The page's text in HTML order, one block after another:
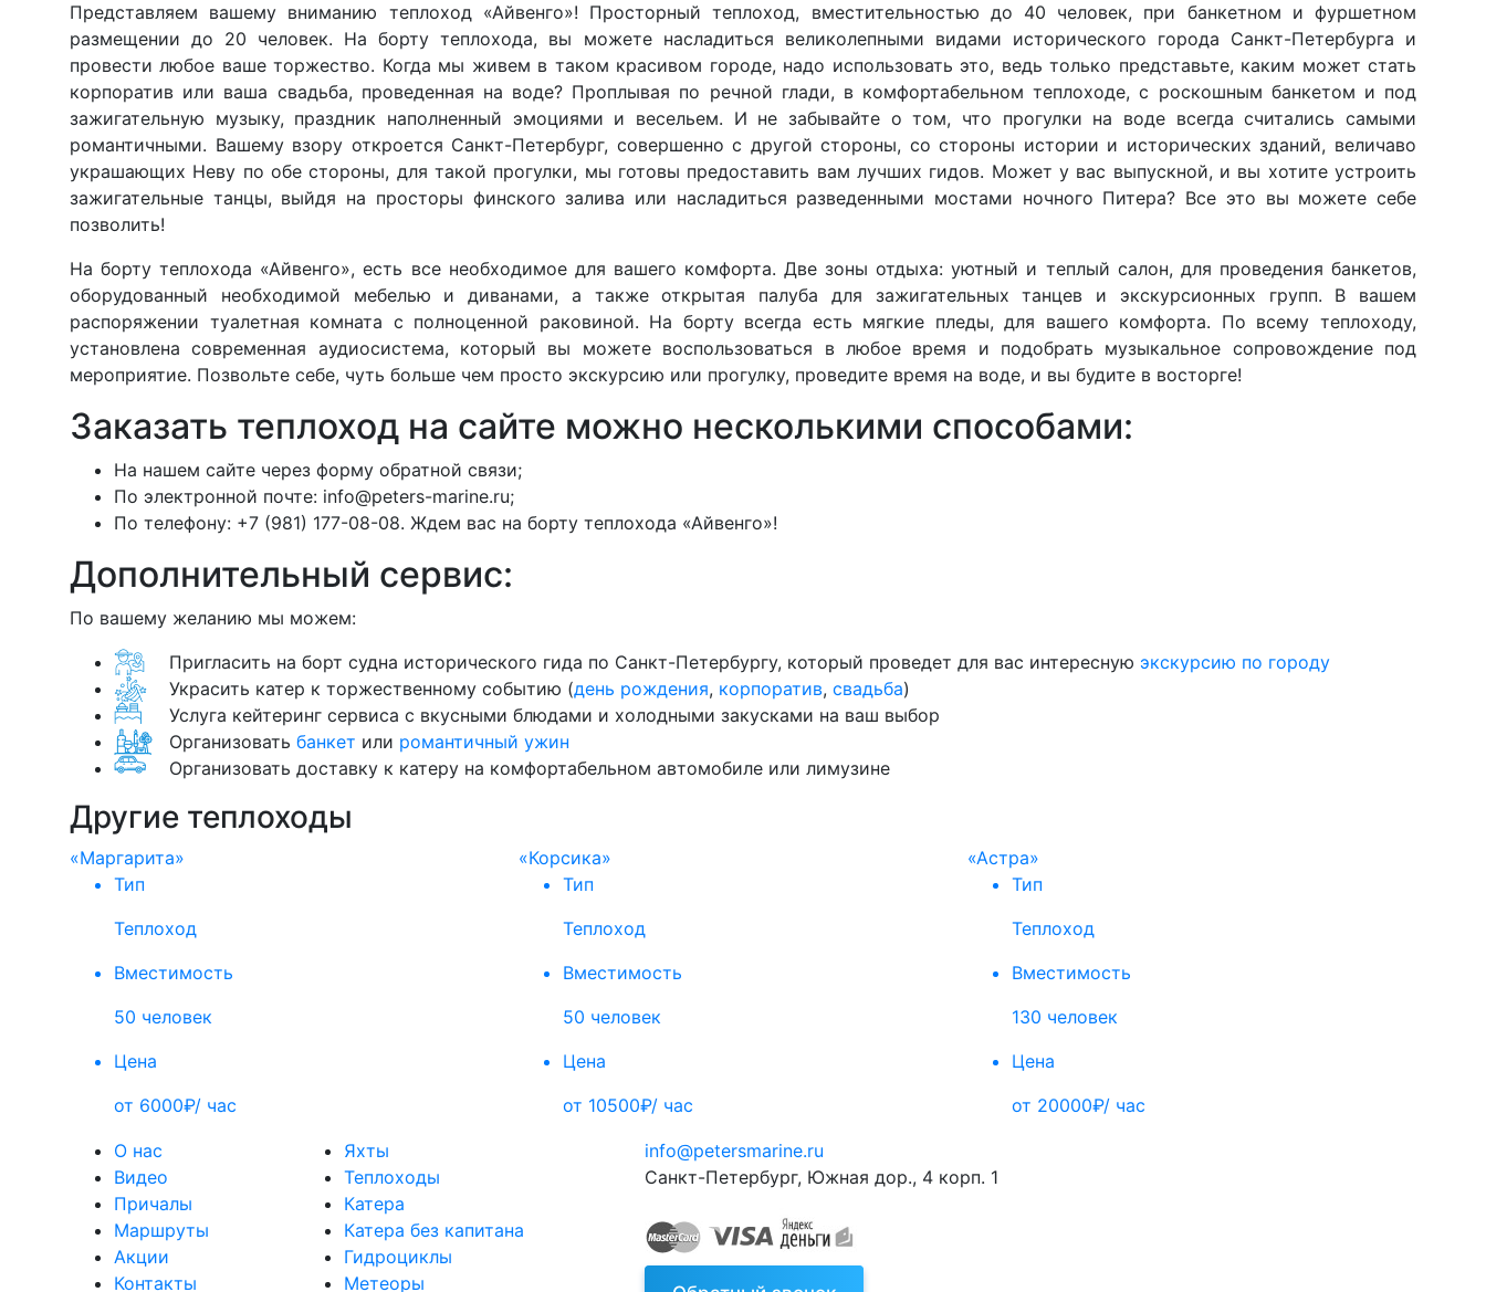
Представляем вашему вниманию теплоход «Айвенго»! Просторный теплоход, вместительностью до 40 человек, при банкетном и фуршетном
размещении до 20 человек. На борту теплохода, вы можете насладиться великолепными видами исторического города Санкт-Петербурга и
провести любое ваше торжество. Когда мы живем в таком красивом городе, надо использовать это, ведь только представьте, каким может стать
корпоратив или ваша свадьба, проведенная на воде? Проплывая по речной глади, в комфортабельном теплоходе, с роскошным банкетом и под
зажигательную музыку, праздник наполненный эмоциями и весельем. И не забывайте о том, что прогулки на воде всегда считались самыми
романтичными. Вашему взору откроется Санкт-Петербург, совершенно с другой стороны, со стороны истории и исторических зданий, величаво
украшающих Неву по обе стороны, для такой прогулки, мы готовы предоставить вам лучших гидов. Может у вас выпускной, и вы хотите устроить
зажигательные танцы, выйдя на просторы финского залива или насладиться разведенными мостами ночного Питера? Все это вы можете себе
позволить!
На борту теплохода «Айвенго», есть все необходимое для вашего комфорта. Две зоны отдыха: уютный и теплый салон, для проведения банкетов,
оборудованный необходимой мебелью и диванами, а также открытая палуба для зажигательных танцев и экскурсионных групп. В вашем
распоряжении туалетная комната с полноценной раковиной. На борту всегда есть мягкие пледы, для вашего комфорта. По всему теплоходу,
установлена современная аудиосистема, который вы можете воспользоваться в любое время и подобрать музыкальное сопровождение под
мероприятие. Позвольте себе, чуть больше чем просто экскурсию или прогулку, проведите время на воде, и вы будите в восторге!
Заказать теплоход на сайте можно несколькими способами:
На нашем сайте через форму обратной связи;
По электронной почте: info@peters-marine.ru;
По телефону: +7 (981) 177-08-08. Ждем вас на борту теплохода «Айвенго»!
Дополнительный сервис:
По вашему желанию мы можем:
Пригласить на борт судна исторического гида по Санкт-Петербургу, который проведет для вас интересную экскурсию по городу
Украсить катер к торжественному событию (день рождения, корпоратив, свадьба)
Услуга кейтеринг сервиса с вкусными блюдами и холодными закусками на ваш выбор
Организовать банкет или романтичный ужин
Организовать доставку к катеру на комфортабельном автомобиле или лимузине
Другие теплоходы
«Маргарита»
Тип
Теплоход
Вместимость
50 человек
Цена
от 6000₽/ час
«Корсика»
Тип
Теплоход
Вместимость
50 человек
Цена
от 10500₽/ час
«Астра»
Тип
Теплоход
Вместимость
130 человек
Цена
от 20000₽/ час
О нас
Видео
Причалы
Маршруты
Акции
Контакты
Яхты
Теплоходы
Катера
Катера без капитана
Гидроциклы
Метеоры
info@petersmarine.ru
Санкт-Петербург, Южная дор., 4 корп. 1